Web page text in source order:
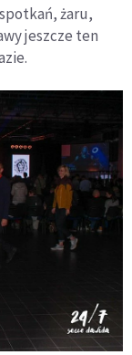
żaru,
jeszcze ten